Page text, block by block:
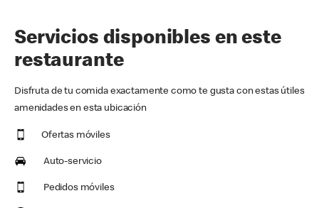
Servicios disponibles en este
restaurante
Disfruta de tu comida exactamente como te gusta con estas útiles
amenidades en esta ubicación
Ofertas móviles
Auto-servicio
Pedidos móviles